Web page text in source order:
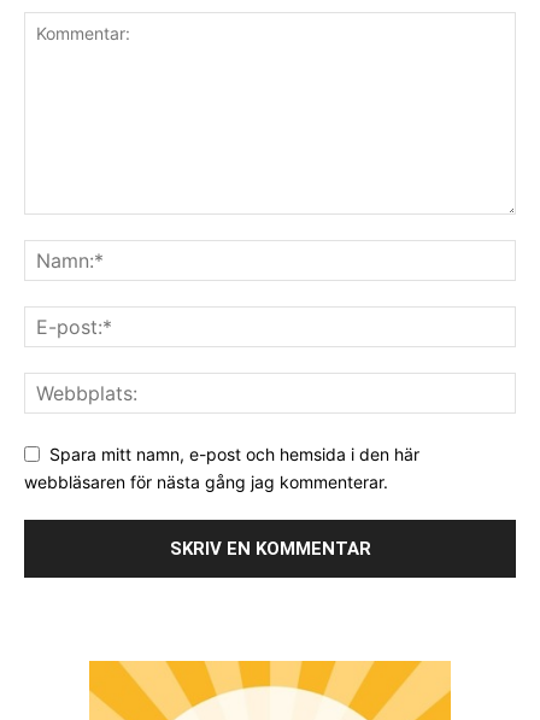
Spara mitt namn, e-post och hemsida i den här
webbläsaren för nästa gång jag kommenterar.